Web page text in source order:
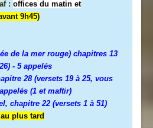
: offices du matin et
9h45)
de la mer rouge) chapitres 13
- 5 appelés
28 (versets 19 à 25, vous
(1 et maftir)
chapitre 22 (versets 1 à 51)
plus tard